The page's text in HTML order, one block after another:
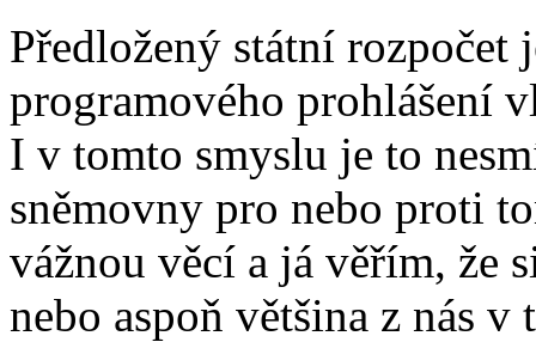
Předložený státní
programového prohlášení
I v tomto smyslu je to
sněmovny pro nebo proti
vážnou věcí a já věřím, že
nebo aspoň většina z nás